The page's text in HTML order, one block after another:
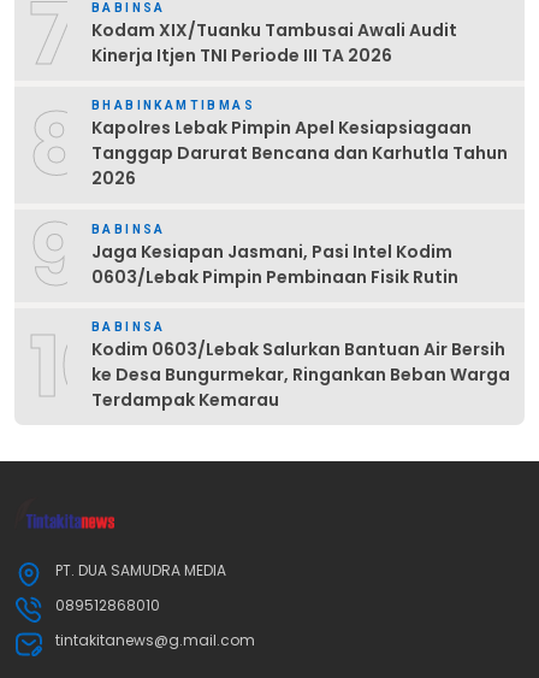
7 BABINSA
Kodam XIX/Tuanku Tambusai Awali Audit
Kinerja Itjen TNI Periode III TA 2026
8 BHABINKAMTIBMAS
Kapolres Lebak Pimpin Apel Kesiapsiagaan
Tanggap Darurat Bencana dan Karhutla Tahun
2026
9 BABINSA
Jaga Kesiapan Jasmani, Pasi Intel Kodim
0603/Lebak Pimpin Pembinaan Fisik Rutin
10BABINSA
Kodim 0603/Lebak Salurkan Bantuan Air Bersih
ke Desa Bungurmekar, Ringankan Beban Warga
Terdampak Kemarau
PT. DUA SAMUDRA MEDIA
089512868010
tintakitanews@g.mail.com